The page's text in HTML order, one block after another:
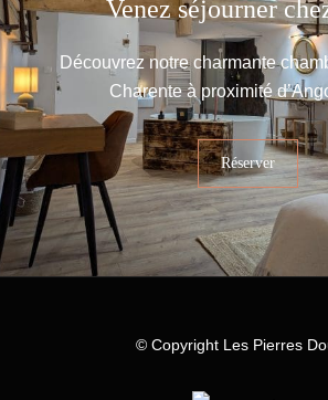
Venez séjourner
Découvrez notre charmante
Charente à proximité
Réserver
© Copyright Les Pierres